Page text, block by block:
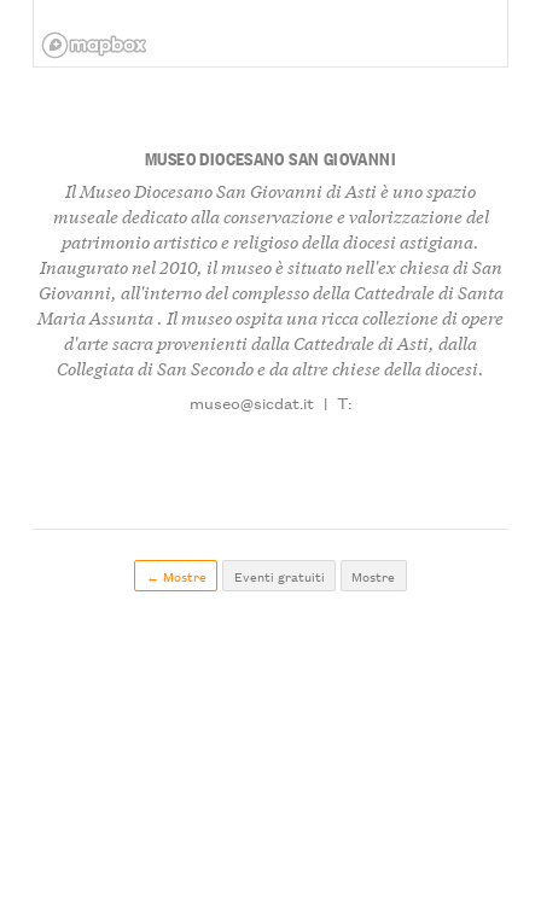
MUSEO DIOCESANO SAN GIOVANNI
Il Museo Diocesano San Giovanni di Asti è uno spazio
museale dedicato alla conservazione e valorizzazione del
patrimonio artistico e religioso della diocesi astigiana.
Inaugurato nel 2010, il museo è situato nell'ex chiesa di San
Giovanni, all'interno del complesso della Cattedrale di Santa
Maria Assunta . Il museo ospita una ricca collezione di opere
d'arte sacra provenienti dalla Cattedrale di Asti, dalla
Collegiata di San Secondo e da altre chiese della diocesi.
museo@sicdat.it | T:
← Mostre Eventi gratuiti Mostre